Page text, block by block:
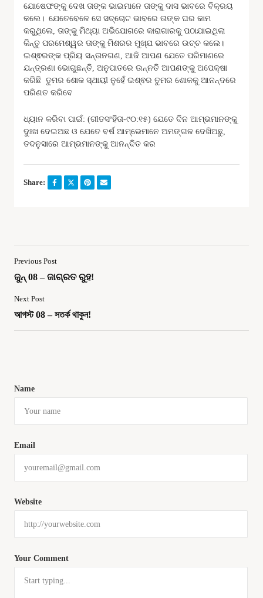
ଯୋଷେଫଙ୍କୁ ଦେଖ ତାଙ୍କ ଭାଇମାନେ ତାଙ୍କୁ ଦାସ ଭାବରେ ବିକ୍ରୟ
କଲେ। ଯେତେବେଳେ ସେ ସଚ୍ଚୋଟ ଭାବରେ ତାଙ୍କ ଘର କାମ
କରୁଥିଲେ, ତାଙ୍କୁ ମିଥ୍ୟା ଅଭିଯୋଗରେ କାରାଗାରକୁ ପଠାଯାଇଥିଲା
କିନ୍ତୁ ପରମେଶ୍ୱର ତାଙ୍କୁ ମିଶରର ମୁଖ୍ଯ ଭାବରେ ଉଚ୍ଚ କଲେ।
ଇଶ୍ଵରଙ୍କ ପ୍ରିୟ ସନ୍ତାନଗଣ, ଆଜି ଆପଣ ଯେତେ ପରିମାଣରେ
ଯନ୍ତ୍ରଣା ଭୋଗୁଛନ୍ତି, ଅନୁପାତରେ ଉନ୍ନତି ଆପଣଙ୍କୁ ଅପେକ୍ଷା
କରିଛି ତୁମର ଶୋକ ସ୍ଥାୟୀ ନୁହେଁ ଇଶ୍ଵର ତୁମର ଶୋକକୁ ଆନନ୍ଦରେ
ପରିଣତ କରିବେ
ଧ୍ୟାନ କରିବା ପାଇଁ: (ଗୀତସଂହିତା-୯୦:୧୫) ଯେତେ ଦିନ ଆମ୍ଭମାନଙ୍କୁ
ଦୁଃଖ ଦେଇଅଛ ଓ ଯେତେ ବର୍ଷ ଆମ୍ଭେମାନେ ଅମଙ୍ଗଳ ଦେଖିଅଛୁ,
ତଦନୁସାରେ ଆମ୍ଭମାନଙ୍କୁ ଆନନ୍ଦିତ କର
Share:
Previous Post
ଜୁନ୍ 08 – ଜାଗ୍ରତ ରୁହ!
Next Post
আগস্ট 08 – সতর্ক থাকুন!
Your Comment
Name
Email
Website